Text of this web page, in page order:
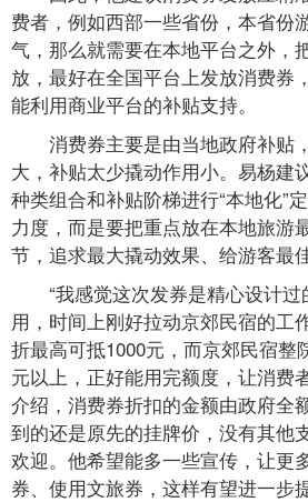
费者，例如西部一些省份，本省份
气，那么就需要在本地平台之外，
放，最好在全国平台上发放消费券
能利用商业平台的补贴支持。
消费券主要是由当地政府补贴
大，补贴太少撬动作用小。易杨建
种类组合和补贴阶梯进行“本地化”
力度，而是要把重点放在本地旅游
节，追求最大撬动效果、给游客最
“我感觉这次发券是精心设计过
用，时间上刚好拉动京郊民宿的工
折最高可抵1000元，而京郊民宿整
元以上，正好能用完额度，让消费
介绍，消费券折扣的金额由政府全
到的还是原先的挂牌价，没有其他
欢迎。他希望能多一些宣传，让更
券、使用文旅券，这样有望进一步